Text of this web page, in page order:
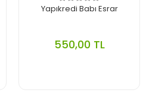
Yapıkredi Babı Esrar
550,00 TL